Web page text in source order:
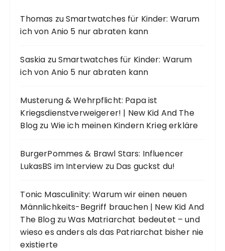
Thomas zuSmartwatches für Kinder: Warum
ich von Anio 5 nur abraten kann
Saskia zuSmartwatches für Kinder: Warum
ich von Anio 5 nur abraten kann
Musterung & Wehrpflicht: Papa ist
Kriegsdienstverweigerer! | New Kid And The
Blog zu Wie ich meinen Kindern Krieg erkläre
BurgerPommes & Brawl Stars: Influencer
LukasBS im Interview zu Das guckst du!
Tonic Masculinity: Warum wir einen neuen
Männlichkeits-Begriff brauchen | New Kid And
The BlogzuWas Matriarchat bedeutet – und
wieso es anders als das Patriarchat bisher nie
existierte